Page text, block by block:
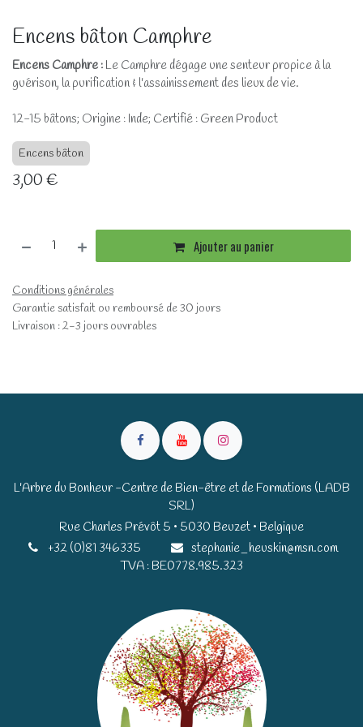
Encens bâton Camphre
Encens Camphre : Le Camphre dégage une senteur propice à la
guérison, la purification & l'assainissement des lieux de vie.
12-15 bâtons; Origine : Inde; Certifié : Green Product
Encens bâton
3,00€
Ajouter au panier
Conditions générales
Garantie satisfait ou remboursé de 30 jours
Livraison : 2-3 jours ouvrables
L'Arbre du Bonheur -Centre de Bien-être et de Formations (LADB
SRL)
Rue Charles Prévôt 5 • 5030 Beuzet • Belgique​​
+32 (0)81 346335
stephanie_heuskin@msn.com
TVA : BE0778.985.323